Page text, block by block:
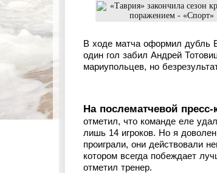
В ходе матча оформил дубль
один гол забил Андрей
мариупольцев, но
На послематчевой
отметил, что команде еле
лишь 14 игроков. Но я
проиграли, они действовали
котором всегда побеждает
отметил тренер.